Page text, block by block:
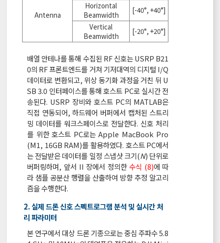
Antenna
Horizontal
Beamwidth
[-40°, +40°]
Vertical
Beamwidth
[-20°, +20°]
배열 안테나를 통해 수집된 RF 신호는 USRP B21
0의 RF 프론트엔드를 거쳐 기저대역의 디지털 I/Q
데이터로 변환되고, 위상 동기화 과정을 거친 뒤 U
SB 3.0 인터페이스를 통해 호스트 PC로 실시간 전
송된다. USRP 장비와 호스트 PC의 MATLAB은
직접 연동되어, 하드웨어 버퍼에서 캡처된 스트리
밍 데이터를 워크스페이스로 전달한다. 신호 처리
를 위한 호스트 PC로는 Apple MacBook Pro
(M1, 16GB RAM)를 활용하였다. 호스트 PC에서
는 전달받은 데이터를 일정 스냅샷 크기(N) 단위로
버퍼링하며, 앞서 II 장에서 정의한수식 (8)에 따
라 샘플 공분산 행렬을 산출하여 방향 추정 알고리
즘을 수행한다.
2. 실제 드론 신호 스펙트로그램 분석 및 실시간 처
리 파라미터
본 연구에서 대상 드론 기종으로는 중심 주파수 5.8